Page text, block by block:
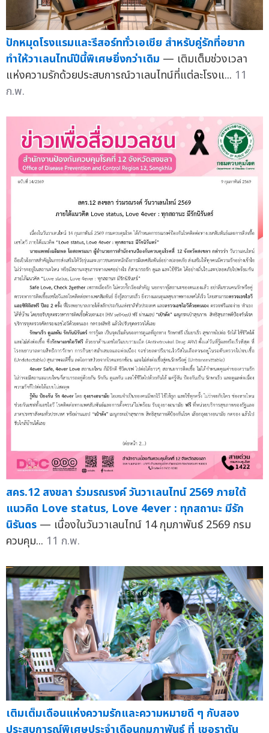
ปักหมุดโรงแรมและรีสอร์ททั่วเอเชีย สำหรับคู่รักที่อยาก
ทำให้วาเลนไทน์ปีนี้พิเศษยิ่งกว่าเดิม — เติมเต็มช่วงเวลา
แห่งความรักด้วยประสบการณ์วาเลนไทน์ที่แต่ละโรงแ... 11
ก.พ.
สคร.12 สงขลา ร่วมรณรงค์ วันวาเลนไทน์ 2569 ภายใต้
แนวคิด Love status, Love 4ever : ทุกสถานะ มีรัก
นิรันดร — เนื่องในวันวาเลนไทน์ 14 กุมภาพันธ์ 2569 กรม
ควบคุม... 11 ก.พ.
เติมเต็มเดือนแห่งความรักและความหมายดี ๆ กับสอง